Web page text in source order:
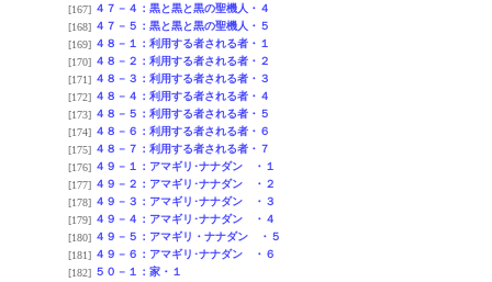
[167] ４７－４：黒と黒と黒の聖機人・４
[168] ４７－５：黒と黒と黒の聖機人・５
[169] ４８－１：利用する者される者・１
[170] ４８－２：利用する者される者・２
[171] ４８－３：利用する者される者・３
[172] ４８－４：利用する者される者・４
[173] ４８－５：利用する者される者・５
[174] ４８－６：利用する者される者・６
[175] ４８－７：利用する者される者・７
[176] ４９－１：アマギリ･ナナダン ・１
[177] ４９－２：アマギリ･ナナダン ・２
[178] ４９－３：アマギリ･ナナダン ・３
[179] ４９－４：アマギリ･ナナダン ・４
[180] ４９－５：アマギリ・ナナダン ・５
[181] ４９－６：アマギリ･ナナダン ・６
[182] ５０－１：家・１